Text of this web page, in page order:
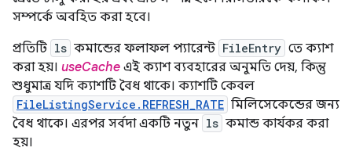
সম্পর্কে অবহিত করা হবে।
প্রতিটি ls কমান্ডের ফলাফল প্যারেন্ট FileEntry তে ক্যাশ
করা হয়। useCache এই ক্যাশ ব্যবহারের অনুমতি দেয়, কিন্তু
শুধুমাত্র যদি ক্যাশটি বৈধ থাকে। ক্যাশটি কেবল
FileListingService.REFRESH_RATE মিলিসেকেন্ডের জন্য
বৈধ থাকে। এরপর সর্বদা একটি নতুন ls কমান্ড কার্যকর করা
হয়।